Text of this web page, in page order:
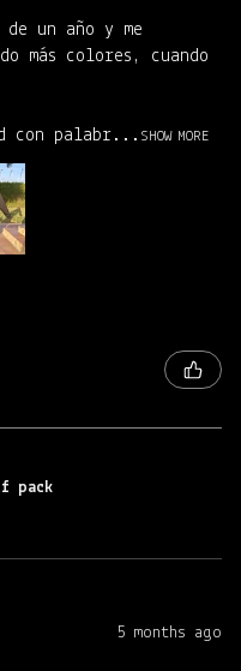
de un año y me
más colores, cuando
con palabr... SHOW MORE
pack
5 months ago